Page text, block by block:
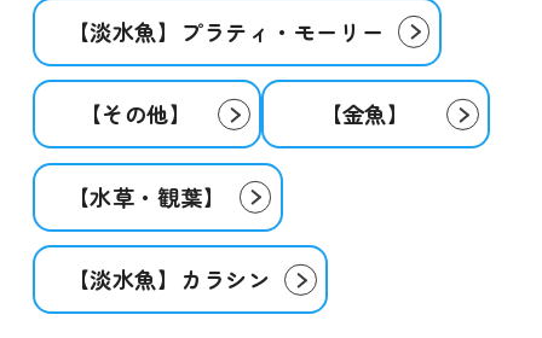
【淡水魚】プラティ・モーリー
【その他】 【金魚】
【水草・観葉】
【淡水魚】カラシン